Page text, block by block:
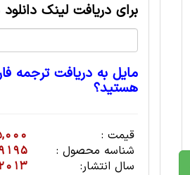
برای دریافت لینک
مایل به دریافت ترجمه
هستید؟
قیمت :
شناسه محصول :
سال انتشار: